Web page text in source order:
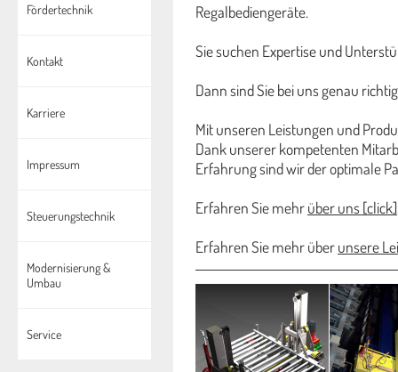
Fördertechnik
Kontakt
Karriere
Impressum
Steuerungstechnik
Modernisierung &
Umbau
Service
Regalbediengeräte.
Sie suchen Expertise und
Dann sind Sie bei uns genau
Mit unseren Leistungen und
Dank unserer kompetenten
Erfahrung sind wir der optimale
Erfahren Sie mehrüber uns [click]
Erfahren Sie mehr überunsere